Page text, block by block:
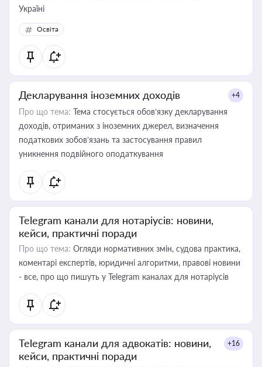
Україні
Освіта
Декларування іноземних доходів +4
Про що тема: Тема стосується обов’язку декларування
доходів, отриманих з іноземних джерел, визначення
податкових зобов’язань та застосування правил
уникнення подвійного оподаткування
Telegram канали для нотаріусів: новини,
кейси, практичні поради
Про що тема: Огляди нормативних змін, судова практика,
коментарі експертів, юридичні алгоритми, правові новини
- все, про що пишуть у Telegram каналах для нотаріусів
Telegram канали для адвокатів: новини,
кейси, практичні поради
+16